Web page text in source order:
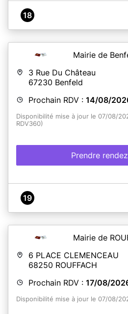
18
Mairie de
3 Rue Du Château
67230 Benfeld
Prochain RDV : 14/08/
Disponibilité mise à jour le 07/08/
RDV360)
Prendre
19
Mairie de
6 PLACE CLEMENCEAU
68250 ROUFFACH
Prochain RDV : 17/08/
Disponibilité mise à jour le 07/08/